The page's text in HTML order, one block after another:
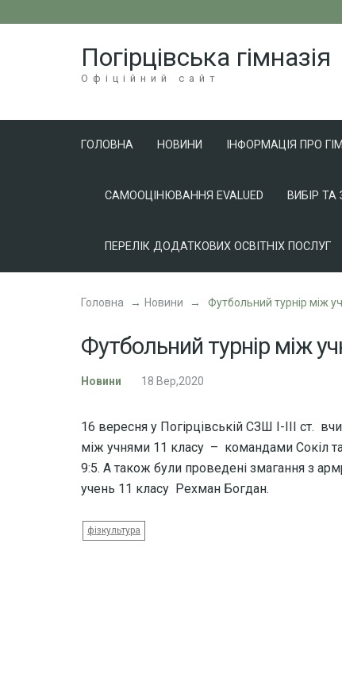
Погірцівська гімназія
Офіційний сайт
ГОЛОВНА НОВИНИ ІНФОРМАЦІЯ ПРО
САМООЦІНЮВАННЯ EVALUED ВИБІР
ПЕРЕЛІК ДОДАТКОВИХ ОСВІТНІХ ПОСЛУГ
Головна → Новини → Футбольний турнір між
Футбольний турнір між
Новини 18 Вер,2020
16 вересня у Погірцівській СЗШ І-ІІІ ст.
між учнями 11 класу – командами Сокіл
9:5. А також були проведені змагання з
учень 11 класу Рехман Богдан.
фізкультура